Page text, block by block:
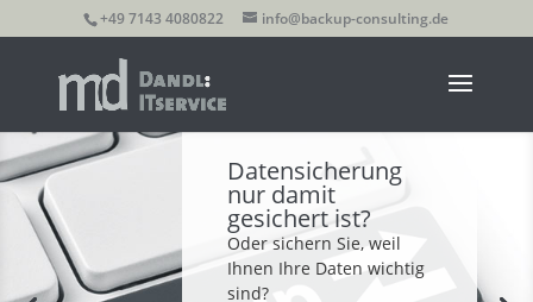
+49 7143 4080822 info@backup-consulting.de
Datensicherung
nur damit
gesichert ist?
Oder sichern Sie, weil
Ihnen Ihre Daten wichtig
sind?